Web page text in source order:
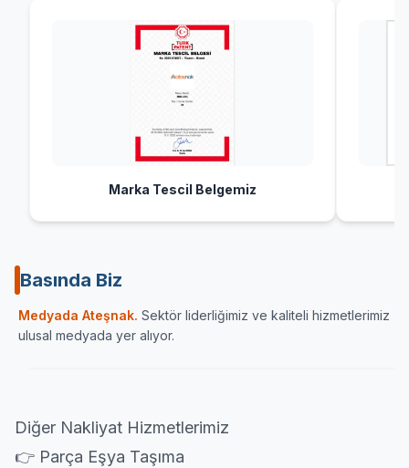
Marka Tescil Belgemiz
Basında Biz
Medyada Ateşnak. Sektör liderliğimiz ve kaliteli hizmetlerimiz
ulusal medyada yer alıyor.
Sektörün önde gelen yayın organlarından Haber
Ulaşımın Haberi
İç
Diğer Nakliyat Hizmetlerimiz
👉 Parça Eşya Taşıma